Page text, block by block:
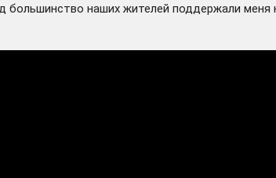
наших жителей поддержали